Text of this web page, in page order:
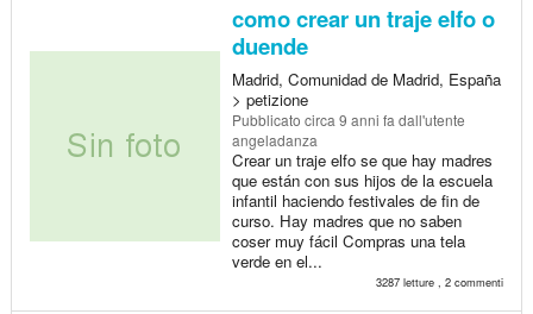
como crear un traje elfo o
duende
Madrid, Comunidad de Madrid, España
> petizione
Pubblicato circa 9 anni fa dall'utente
angeladanza
Crear un traje elfo se que hay madres
que están con sus hijos de la escuela
infantil haciendo festivales de fin de
curso. Hay madres que no saben
coser muy fácil Compras una tela
verde en el...
3287 letture , 2 commenti